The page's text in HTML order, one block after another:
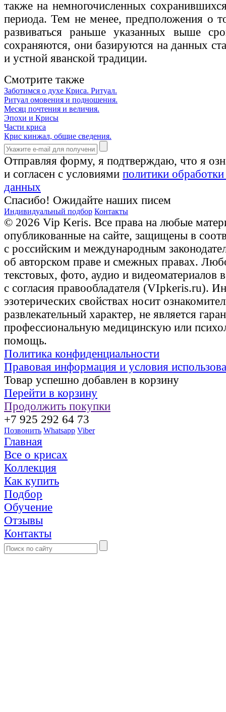
также на немногочисленных
периода. Тем не менее, предположения о
развиваться раньше указанных выше
сохраняются, они базируются на данных
и устной яванской традиции.
Смотрите также
Заботимся о духе Криса. Ритуал.
Ритуал омовения и подношения.
Месяц почтения и величия.
Эпохи и Крисы
Части криса
Крис кинжал, общие сведения.
Отправляя форму, я подтверждаю, что я
и согласен с условиями политики
данных
Спасибо! Ожидайте наших писем
Индивидуальный подбор Контакты
© 2026 Vip Keris. Все права на любые
опубликованные на сайте, защищены в
с российским и международным
об авторском праве и смежных правах.
текстовых, фото, аудио и видеоматериалов
с согласия правообладателя (VIpkeris.ru).
эзотерических свойствах носит
развлекательный характер, не является
профессиональную медицинскую или
помощь.
Политика конфиденциальности
Правовая информация и условия
Товар успешно добавлен в корзину
Перейти в корзину
Продолжить покупки
+7 925 292 64 73
Позвонить Whatsapp Viber
Главная
Все о крисах
Коллекция
Как купить
Подбор
Обучение
Отзывы
Контакты